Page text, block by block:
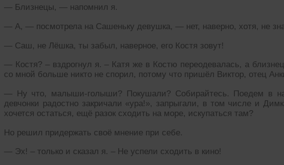
— Близнецы, — напомнил я.
— А, — посмотрела на Сашеньку девушка, — нет, наверно, хотя, не
— Саш, не Лёшка, ты забыл, наверное, его Костя зовут!
— Костя? – вздрогнул я. – Катя же в Костю переодевалась, а
со мной больше никто не спорил, потому что пришёл Виктор, отец
— Ну что, малыши-голыши? Покушали? Собирайтесь. Поедем в
девчонки радостно закричали «ура!», запрыгали, в том числе и
хочется остаться, ещё разок сходить на море, искупаться там?
Но решил придержать своё мнение при себе.
— Эх! – только и сказал я. – Не успели сходить в кино!